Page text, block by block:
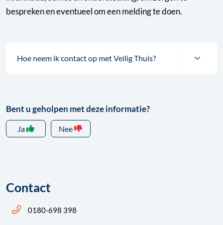
bespreken en eventueel om een melding te doen.
Hoe neem ik contact op met Veilig Thuis?
Bent u geholpen met deze informatie?
Ja Nee
Contact
Bel ons: 14 0180
0180-698 398